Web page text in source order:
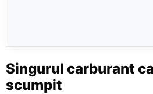
Singurul carburant
scumpit